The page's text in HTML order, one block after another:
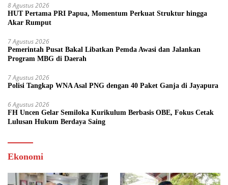
8 Agustus 2026
HUT Pertama PRI Papua, Momentum Perkuat Struktur hingga
Akar Rumput
7 Agustus 2026
Pemerintah Pusat Bakal Libatkan Pemda Awasi dan Jalankan
Program MBG di Daerah
7 Agustus 2026
Polisi Tangkap WNA Asal PNG dengan 40 Paket Ganja di Jayapura
6 Agustus 2026
FH Uncen Gelar Semiloka Kurikulum Berbasis OBE, Fokus Cetak
Lulusan Hukum Berdaya Saing
Ekonomi